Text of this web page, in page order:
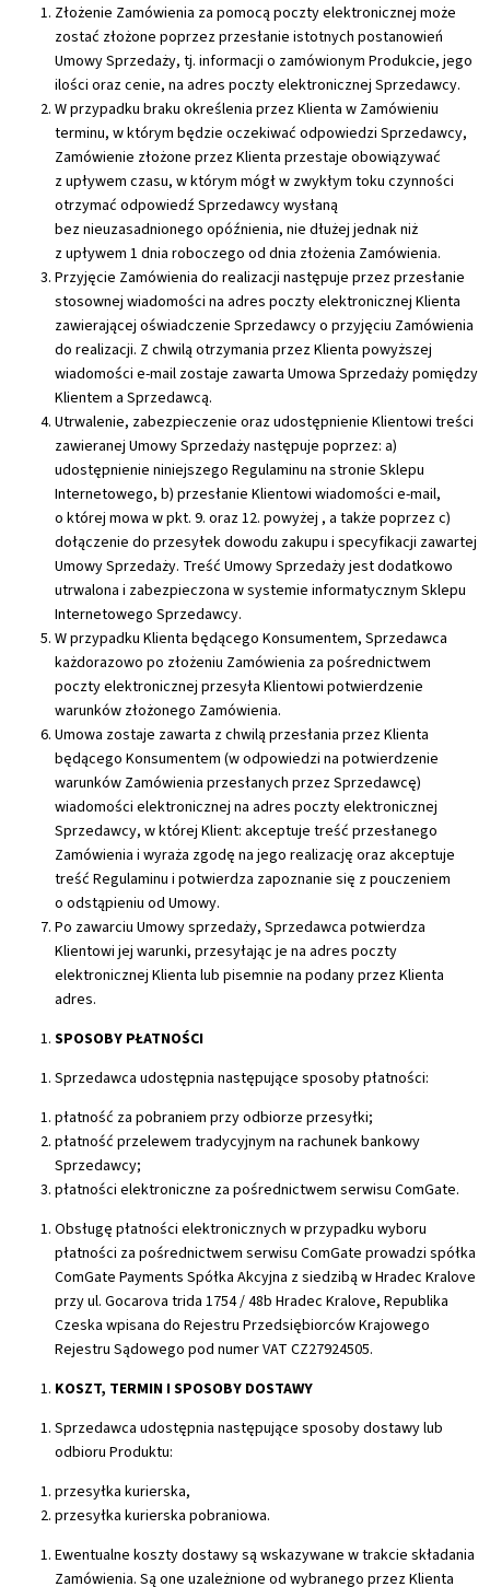
Złożenie Zamówienia za pomocą poczty elektronicznej może
zostać złożone poprzez przesłanie istotnych postanowień
Umowy Sprzedaży, tj. informacji o zamówionym Produkcie, jego
ilości oraz cenie, na adres poczty elektronicznej Sprzedawcy.
W przypadku braku określenia przez Klienta w Zamówieniu
terminu, w którym będzie oczekiwać odpowiedzi Sprzedawcy,
Zamówienie złożone przez Klienta przestaje obowiązywać
z upływem czasu, w którym mógł w zwykłym toku czynności
otrzymać odpowiedź Sprzedawcy wysłaną
bez nieuzasadnionego opóźnienia, nie dłużej jednak niż
z upływem 1 dnia roboczego od dnia złożenia Zamówienia.
Przyjęcie Zamówienia do realizacji następuje przez przesłanie
stosownej wiadomości na adres poczty elektronicznej Klienta
zawierającej oświadczenie Sprzedawcy o przyjęciu Zamówienia
do realizacji. Z chwilą otrzymania przez Klienta powyższej
wiadomości e-mail zostaje zawarta Umowa Sprzedaży pomiędzy
Klientem a Sprzedawcą.
Utrwalenie, zabezpieczenie oraz udostępnienie Klientowi treści
zawieranej Umowy Sprzedaży następuje poprzez: a)
udostępnienie niniejszego Regulaminu na stronie Sklepu
Internetowego, b) przesłanie Klientowi wiadomości e-mail,
o której mowa w pkt. 9. oraz 12. powyżej , a także poprzez c)
dołączenie do przesyłek dowodu zakupu i specyfikacji zawartej
Umowy Sprzedaży. Treść Umowy Sprzedaży jest dodatkowo
utrwalona i zabezpieczona w systemie informatycznym Sklepu
Internetowego Sprzedawcy.
W przypadku Klienta będącego Konsumentem, Sprzedawca
każdorazowo po złożeniu Zamówienia za pośrednictwem
poczty elektronicznej przesyła Klientowi potwierdzenie
warunków złożonego Zamówienia.
Umowa zostaje zawarta z chwilą przesłania przez Klienta
będącego Konsumentem (w odpowiedzi na potwierdzenie
warunków Zamówienia przesłanych przez Sprzedawcę)
wiadomości elektronicznej na adres poczty elektronicznej
Sprzedawcy, w której Klient: akceptuje treść przesłanego
Zamówienia i wyraża zgodę na jego realizację oraz akceptuje
treść Regulaminu i potwierdza zapoznanie się z pouczeniem
o odstąpieniu od Umowy.
Po zawarciu Umowy sprzedaży, Sprzedawca potwierdza
Klientowi jej warunki, przesyłając je na adres poczty
elektronicznej Klienta lub pisemnie na podany przez Klienta
adres.
SPOSOBY PŁATNOŚCI
Sprzedawca udostępnia następujące sposoby płatności:
płatność za pobraniem przy odbiorze przesyłki;
płatność przelewem tradycyjnym na rachunek bankowy
Sprzedawcy;
płatności elektroniczne za pośrednictwem serwisu ComGate.
Obsługę płatności elektronicznych w przypadku wyboru
płatności za pośrednictwem serwisu ComGate prowadzi spółka
ComGate Payments Spółka Akcyjna z siedzibą w Hradec Kralove
przy ul. Gocarova trida 1754 / 48b Hradec Kralove, Republika
Czeska wpisana do Rejestru Przedsiębiorców Krajowego
Rejestru Sądowego pod numer VAT CZ27924505.
KOSZT, TERMIN I SPOSOBY DOSTAWY
Sprzedawca udostępnia następujące sposoby dostawy lub
odbioru Produktu:
przesyłka kurierska,
przesyłka kurierska pobraniowa.
Ewentualne koszty dostawy są wskazywane w trakcie składania
Zamówienia. Są one uzależnione od wybranego przez Klienta